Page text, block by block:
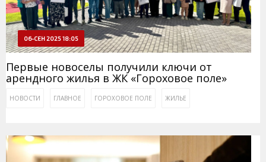
06-СЕН 2025 18:05
Первые новоселы получили ключи от
арендного жилья в ЖК «Гороховое поле»
НОВОСТИ ГЛАВНОЕ ГОРОХОВОЕ ПОЛЕ ЖИЛЬЕ